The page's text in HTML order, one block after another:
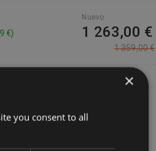
€)
Nuevo
1 263,00 €
1 359,00 €
×
you consent to all